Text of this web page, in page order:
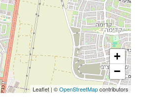
+
−
Leaflet| ©OpenStreetMapcontributors